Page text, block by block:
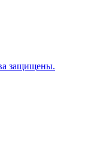
защищены.